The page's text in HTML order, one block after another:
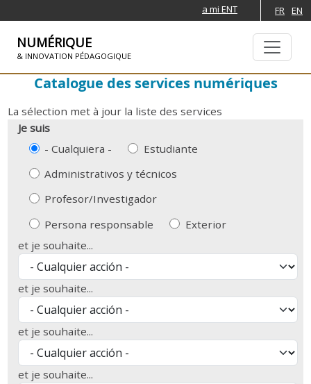
SKIP TO NAVIGATION
PASAR AL CONTENIDO PRINCIPAL
a mi ENT FR EN
NUMÉRIQUE
& INNOVATION PÉDAGOGIQUE
Catalogue des services numériques
La sélection met à jour la liste des services
Je suis
- Cualquiera -
Estudiante
Administrativos y técnicos
Profesor/Investigador
Persona responsable
Exterior
et je souhaite...
et je souhaite...
et je souhaite...
et je souhaite...